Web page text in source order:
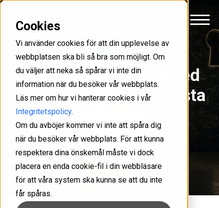
Cookies
Vi använder cookies för att din upplevelse av
webbplatsen ska bli så bra som möjligt. Om
du väljer att neka så spårar vi inte din
information när du besöker vår webbplats.
Läs mer om hur vi hanterar cookies i vår
Integritetspolicy.
Om du avböjer kommer vi inte att spåra dig
när du besöker vår webbplats. För att kunna
respektera dina önskemål måste vi dock
placera en enda cookie-fil i din webbläsare
för att våra system ska kunna se att du inte
får spåras.
Hotet inifrån – privileged
accounts en av de största
säkerhetsriskerna
IT-säkerhet
Verksamhetsnytta
Erik Tjärnkvist
4 min